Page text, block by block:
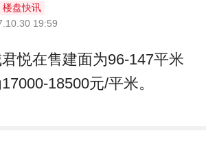
楼盘快讯
19:59
悦在售建面为96-147平米
18500元/平米。